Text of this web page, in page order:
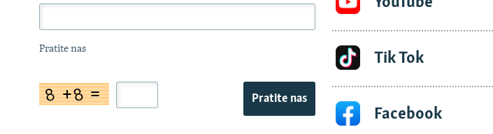
Pratite nas
Pratite nas
Tik Tok
Facebook